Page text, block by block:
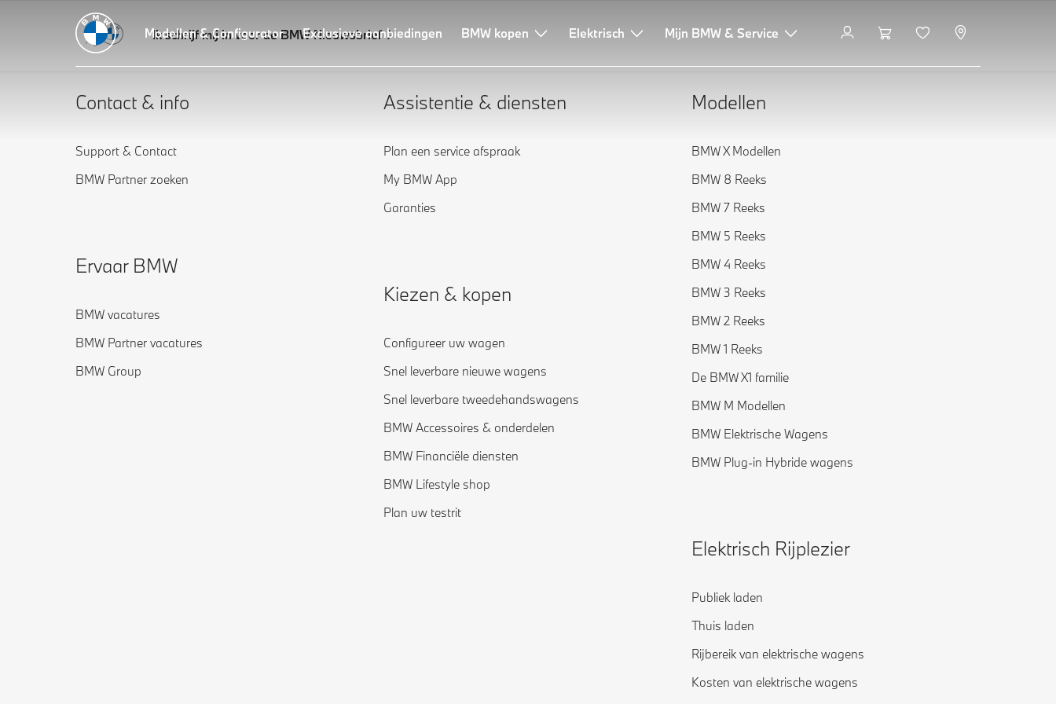
Modellen & Configurator Exclusieve aanbiedingen BMW kopen Elektrisch Mijn BMW & Service
Ik schrijf mij in voor de BMW Nieuwsbrief
Contact & info
Support & Contact
BMW Partner zoeken
Ervaar BMW
BMW vacatures
BMW Partner vacatures
BMW Group
Assistentie & diensten
Plan een service afspraak
My BMW App
Garanties
Kiezen & kopen
Configureer uw wagen
Snel leverbare nieuwe wagens
Snel leverbare tweedehandswagens
BMW Accessoires & onderdelen
BMW Financiële diensten
BMW Lifestyle shop
Plan uw testrit
Modellen
BMW X Modellen
BMW 8 Reeks
BMW 7 Reeks
BMW 5 Reeks
BMW 4 Reeks
BMW 3 Reeks
BMW 2 Reeks
BMW 1 Reeks
De BMW X1 familie
BMW M Modellen
BMW Elektrische Wagens
BMW Plug-in Hybride wagens
Elektrisch Rijplezier
Publiek laden
Thuis laden
Rijbereik van elektrische wagens
Kosten van elektrische wagens